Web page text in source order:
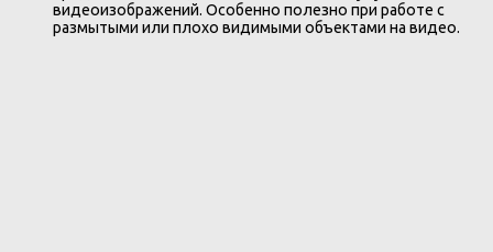
видеоизображений. Особенно полезно при работе с
размытыми или плохо видимыми объектами на видео.